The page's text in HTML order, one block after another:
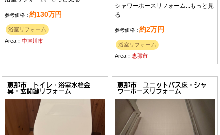
参考価格：約130万円
浴室リフォーム
Area：中津川市
シャワーホースリフォーム...もっと見
る
参考価格：約2万円
浴室リフォーム
Area：恵那市
恵那市 トイレ・浴室水栓金
具・玄関鍵リフォーム
恵那市 ユニットバス床・シャ
ワーホースリフォーム